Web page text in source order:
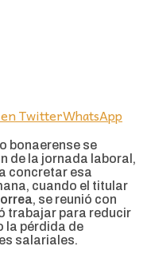
TwitterWhatsApp
bonaerense se
de la jornada laboral,
concretar esa
cuando el titular
, se reunió con
trabajar para reducir
la pérdida de
salariales.